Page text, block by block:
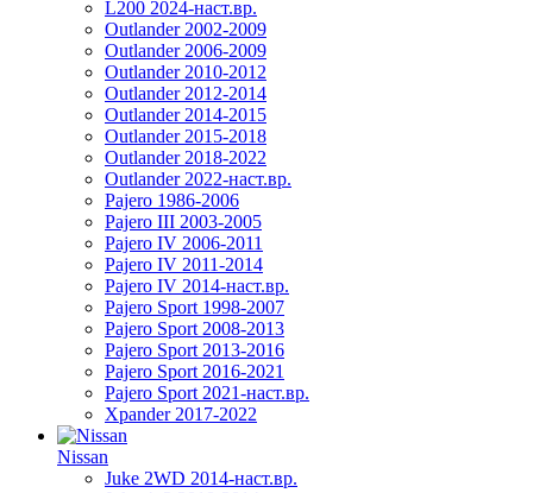
L200 2024-наст.вр.
Outlander 2002-2009
Outlander 2006-2009
Outlander 2010-2012
Outlander 2012-2014
Outlander 2014-2015
Outlander 2015-2018
Outlander 2018-2022
Outlander 2022-наст.вр.
Pajero 1986-2006
Pajero III 2003-2005
Pajero IV 2006-2011
Pajero IV 2011-2014
Pajero IV 2014-наст.вр.
Pajero Sport 1998-2007
Pajero Sport 2008-2013
Pajero Sport 2013-2016
Pajero Sport 2016-2021
Pajero Sport 2021-наст.вр.
Xpander 2017-2022
Nissan
Juke 2WD 2014-наст.вр.